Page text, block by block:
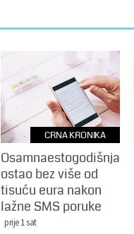
CRNA KRONIKA
Osamnaestogodišnjak
ostao bez više od
tisuću eura nakon
lažne SMS poruke
prije 1 sat